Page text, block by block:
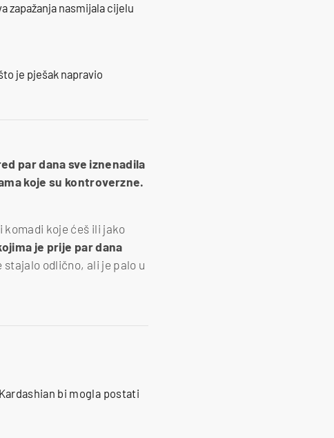
zapažanja nasmijala cijelu
je pješak napravio
par dana sve iznenadila
koje su kontroverzne.
komadi koje ćeš ili jako
je prije par dana
stajalo odlično, ali je palo u
bi mogla postati